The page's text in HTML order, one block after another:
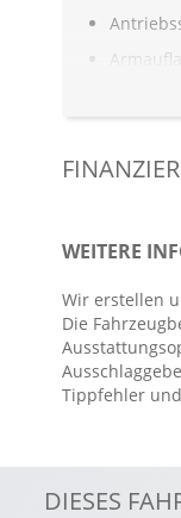
Digitaler
Fahrer-
WEITERE
Wir erstellen
Die
Tippfehler
DIESES